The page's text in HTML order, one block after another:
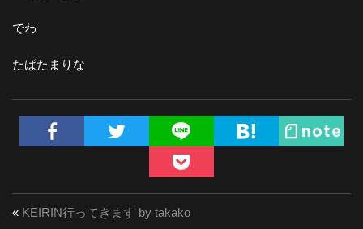
でわ
たばたまりな
« KEIRIN行ってきます by takako